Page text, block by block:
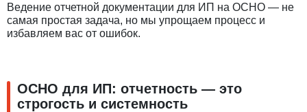
Ведение отчетной документации для ИП на ОСНО — не
самая простая задача, но мы упрощаем процесс и
избавляем вас от ошибок.
ОСНО для ИП: отчетность — это
строгость и системность